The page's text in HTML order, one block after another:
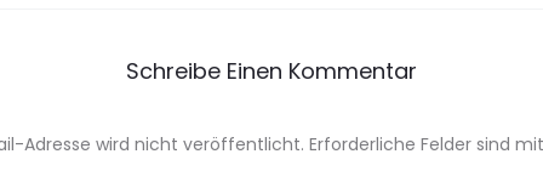
Schreibe Einen Kommentar
Adresse wird nicht veröffentlicht. Erforderliche Felder sind